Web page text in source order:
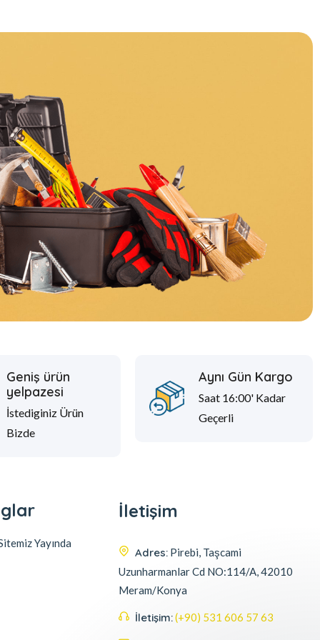
Geniş ürün
yelpazesi
İstediginiz Ürün
Bizde
Aynı Gün Kargo
Saat 16:00' Kadar
Geçerli
Yayında
İletişim
Adres: Pirebi, Taşcami
Uzunharmanlar Cd NO:114/A, 42010
Meram/Konya
İletişim:(+90) 531 606 57 63